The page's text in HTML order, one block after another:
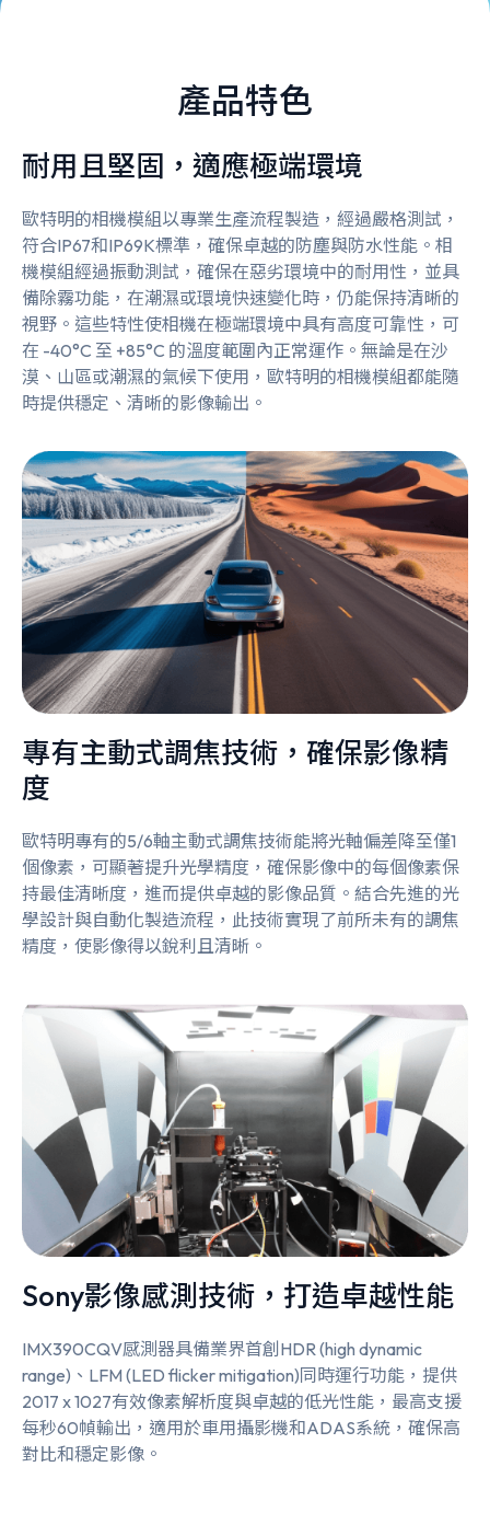
產品特色
耐用且堅固，適應極端環境
歐特明的相機模組以專業生產流程製造，經過嚴格測試，
符合IP67和IP69K標準，確保卓越的防塵與防水性能。相
機模組經過振動測試，確保在惡劣環境中的耐用性，並具
備除霧功能，在潮濕或環境快速變化時，仍能保持清晰的
視野。這些特性使相機在極端環境中具有高度可靠性，可
在 -40°C 至 +85°C 的溫度範圍內正常運作。無論是在沙
漠、山區或潮濕的氣候下使用，歐特明的相機模組都能隨
時提供穩定、清晰的影像輸出。
專有主動式調焦技術，確保影像精
度
歐特明專有的5/6軸主動式調焦技術能將光軸偏差降至僅1
個像素，可顯著提升光學精度，確保影像中的每個像素保
持最佳清晰度，進而提供卓越的影像品質。結合先進的光
學設計與自動化製造流程，此技術實現了前所未有的調焦
精度，使影像得以銳利且清晰。
Sony影像感測技術，打造卓越性能
IMX390CQV感測器具備業界首創HDR (high dynamic
range)、LFM (LED flicker mitigation)同時運行功能，提供
2017 x 1027有效像素解析度與卓越的低光性能，最高支援
每秒60幀輸出，適用於車用攝影機和ADAS系統，確保高
對比和穩定影像。